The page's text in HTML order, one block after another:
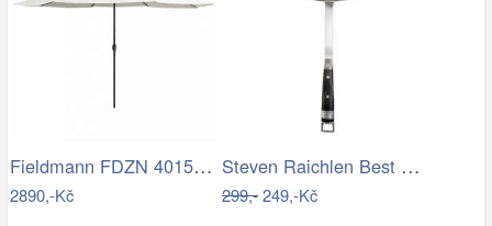
Fieldmann FDZN 4015 krémová
2890,-Kč
Steven Raichlen Best of Barbecue…
299,-249,-Kč